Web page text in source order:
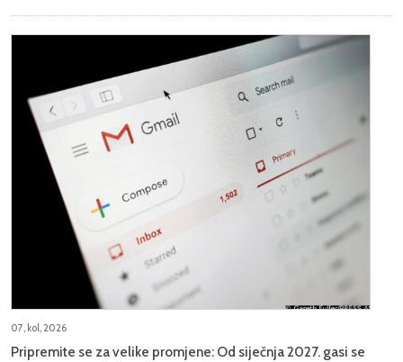
07, kol, 2026
Pripremite se za velike promjene: Od siječnja 2027. gasi se